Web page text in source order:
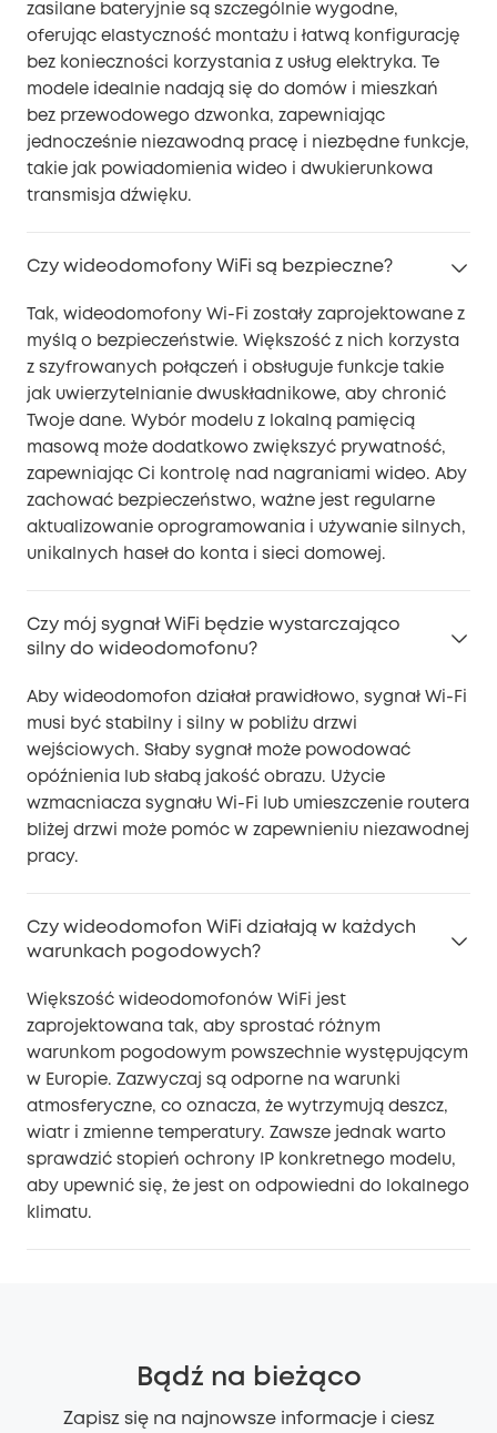
zasilane bateryjnie są szczególnie wygodne,
oferując elastyczność montażu i łatwą konfigurację
bez konieczności korzystania z usług elektryka. Te
modele idealnie nadają się do domów i mieszkań
bez przewodowego dzwonka, zapewniając
jednocześnie niezawodną pracę i niezbędne funkcje,
takie jak powiadomienia wideo i dwukierunkowa
transmisja dźwięku.
Czy wideodomofony WiFi są bezpieczne?
Tak, wideodomofony Wi-Fi zostały zaprojektowane z
myślą o bezpieczeństwie. Większość z nich korzysta
z szyfrowanych połączeń i obsługuje funkcje takie
jak uwierzytelnianie dwuskładnikowe, aby chronić
Twoje dane. Wybór modelu z lokalną pamięcią
masową może dodatkowo zwiększyć prywatność,
zapewniając Ci kontrolę nad nagraniami wideo. Aby
zachować bezpieczeństwo, ważne jest regularne
aktualizowanie oprogramowania i używanie silnych,
unikalnych haseł do konta i sieci domowej.
Czy mój sygnał WiFi będzie wystarczająco
silny do wideodomofonu?
Aby wideodomofon działał prawidłowo, sygnał Wi-Fi
musi być stabilny i silny w pobliżu drzwi
wejściowych. Słaby sygnał może powodować
opóźnienia lub słabą jakość obrazu. Użycie
wzmacniacza sygnału Wi-Fi lub umieszczenie routera
bliżej drzwi może pomóc w zapewnieniu niezawodnej
pracy.
Czy wideodomofon WiFi działają w każdych
warunkach pogodowych?
Większość wideodomofonów WiFi jest
zaprojektowana tak, aby sprostać różnym
warunkom pogodowym powszechnie występującym
w Europie. Zazwyczaj są odporne na warunki
atmosferyczne, co oznacza, że wytrzymują deszcz,
wiatr i zmienne temperatury. Zawsze jednak warto
sprawdzić stopień ochrony IP konkretnego modelu,
aby upewnić się, że jest on odpowiedni do lokalnego
klimatu.
Bądź na bieżąco
Zapisz się na najnowsze informacje i ciesz